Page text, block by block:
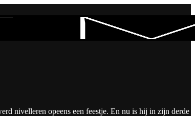
nivelleren opeens een feestje. En nu is hij in zijn derde